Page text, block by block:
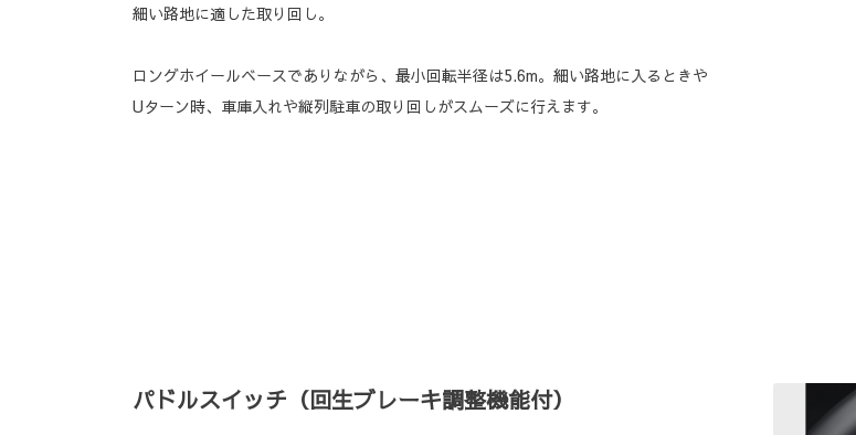
細い路地に適した取り回し。
ロングホイールベースでありながら、最小回転半径は5.6m。細い路地に入るときや
Uターン時、車庫入れや縦列駐車の取り回しがスムーズに行えます。
パドルスイッチ（回生ブレーキ調整機能付）